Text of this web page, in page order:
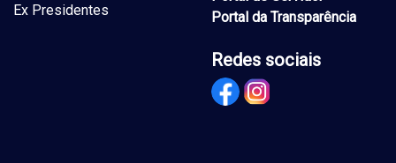
Ex Presidentes
Portal da Transparência
Redes sociais